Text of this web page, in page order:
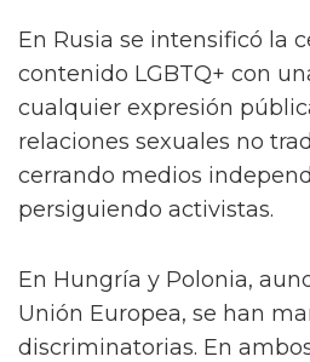
En Rusia se intensificó la
contenido LGBTQ+ con
cualquier expresión
relaciones sexuales no
cerrando medios
persiguiendo activistas.
En Hungría y Polonia,
Unión Europea, se han
discriminatorias. En